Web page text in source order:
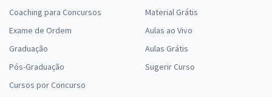
Coaching para Concursos
Exame de Ordem
Graduação
Pós-Graduação
Cursos por Concurso
Material Grátis
Aulas ao Vivo
Aulas Grátis
Sugerir Curso